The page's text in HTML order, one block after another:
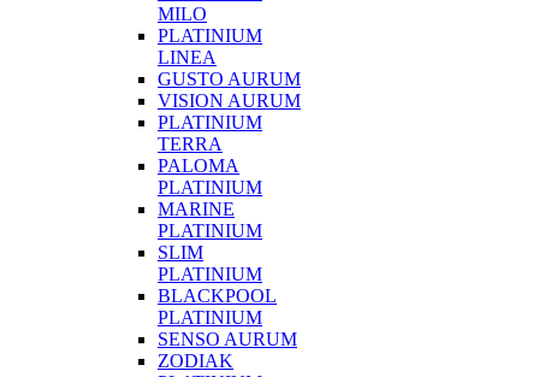
MILO
PLATINIUM
LINEA
GUSTO AURUM
VISION AURUM
PLATINIUM
TERRA
PALOMA
PLATINIUM
MARINE
PLATINIUM
SLIM
PLATINIUM
BLACKPOOL
PLATINIUM
SENSO AURUM
ZODIAK